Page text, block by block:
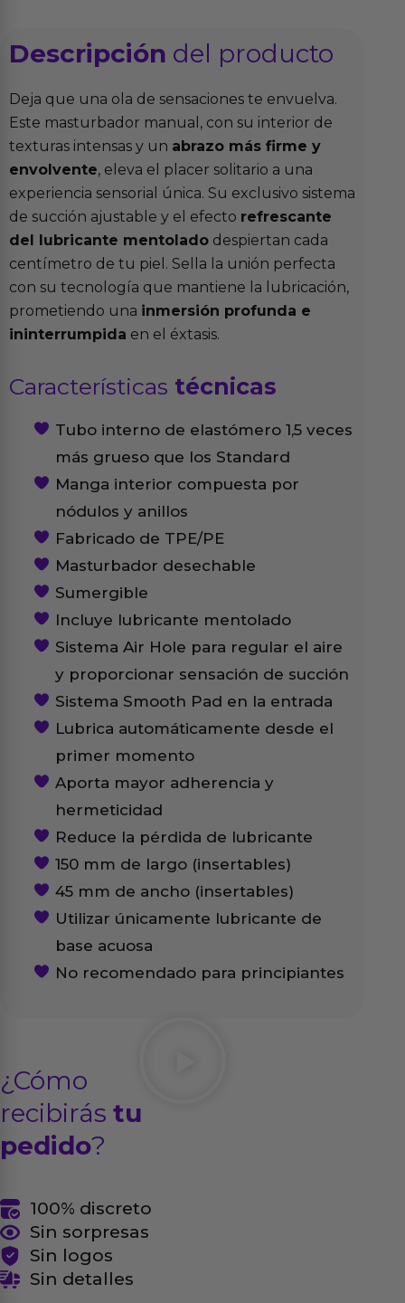
Descripción del producto
Deja que una ola de sensaciones te envuelva.
Este masturbador manual, con su interior de
texturas intensas y un abrazo más firme y
envolvente, eleva el placer solitario a una
experiencia sensorial única. Su exclusivo sistema
de succión ajustable y el efecto refrescante
del lubricante mentolado despiertan cada
centímetro de tu piel. Sella la unión perfecta
con su tecnología que mantiene la lubricación,
prometiendo una inmersión profunda e
ininterrumpida en el éxtasis.
Características técnicas
Tubo interno de elastómero 1,5 veces
más grueso que los Standard
Manga interior compuesta por
nódulos y anillos
Fabricado de TPE/PE
Masturbador desechable
Sumergible
Incluye lubricante mentolado
Sistema Air Hole para regular el aire
y proporcionar sensación de succión
Sistema Smooth Pad en la entrada
Lubrica automáticamente desde el
primer momento
Aporta mayor adherencia y
hermeticidad
Reduce la pérdida de lubricante
150 mm de largo (insertables)
45 mm de ancho (insertables)
Utilizar únicamente lubricante de
base acuosa
No recomendado para principiantes
¿Cómo
recibirás tu
pedido?
100% discreto
Sin sorpresas
Sin logos
Sin detalles